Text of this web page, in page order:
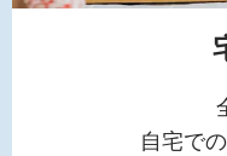
自宅で